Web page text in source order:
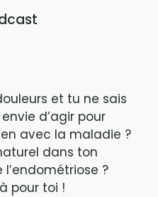
et tu ne sais
d’agir pour
avec la maladie ?
dans ton
?
pour toi !